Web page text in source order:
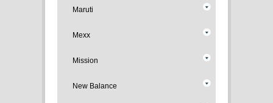
Maruti
Mexx
Mission
New Balance